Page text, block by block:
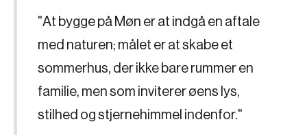
"At bygge på Møn er at indgå en aftale
med naturen; målet er at skabe et
sommerhus, der ikke bare rummer en
familie, men som inviterer øens lys,
stilhed og stjernehimmel indenfor."